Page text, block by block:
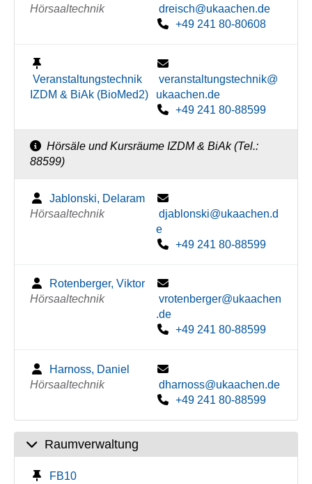
Hörsaaltechnik
dreisch@ukaachen.de
+49 241 80-80608
Veranstaltungstechnik
IZDM & BiAk (BioMed2)
veranstaltungstechnik@
ukaachen.de
+49 241 80-88599
Hörsäle und Kursräume IZDM & BiAk (Tel.:
88599)
Jablonski, Delaram
Hörsaaltechnik
djablonski@ukaachen.d
e
+49 241 80-88599
Rotenberger, Viktor
Hörsaaltechnik
vrotenberger@ukaachen
.de
+49 241 80-88599
Harnoss, Daniel
Hörsaaltechnik
dharnoss@ukaachen.de
+49 241 80-88599
Raumverwaltung
FB10